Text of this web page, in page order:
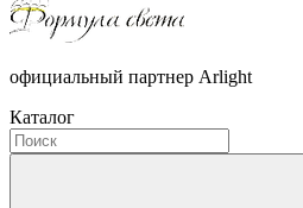
официальный партнер Arlight
Каталог